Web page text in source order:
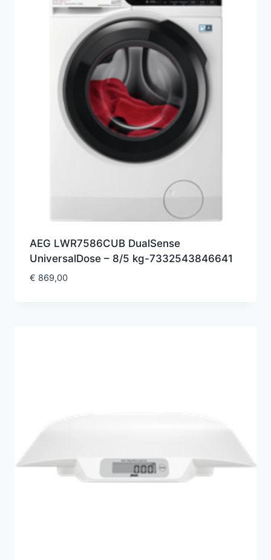
AEG LWR7586CUB DualSense
UniversalDose – 8/5 kg-7332543846641
€ 869,00